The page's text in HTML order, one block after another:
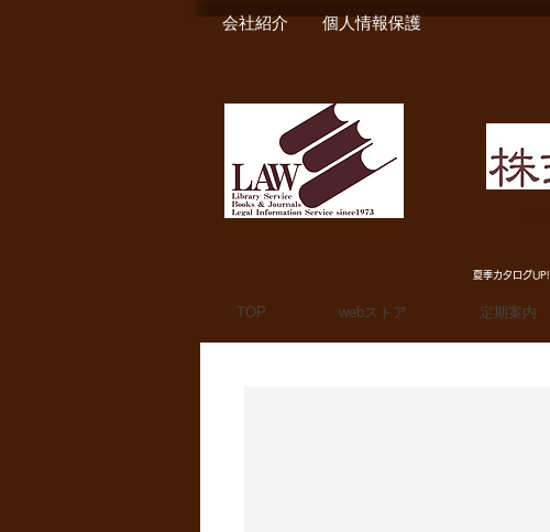
会社紹介 個人情報保護
夏季カタログUP!
TOP webストア 定期案内